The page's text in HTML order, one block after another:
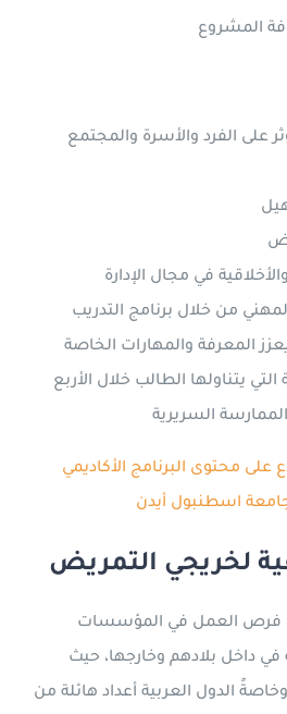
المشروع
على الفرد والأسرة والمجتمع
في مجال الإدارة
من خلال برنامج التدريب
المعرفة والمهارات الخاصة
التي يتناولها الطالب خلال الأربع
السريرية
على محتوى البرنامج الأكاديمي
اسطنبول أيدن
لخريجي التمريض
فرص العمل في المؤسسات
داخل بلادهم وخارجها، حيث
الدول العربية أعداد هائلة من